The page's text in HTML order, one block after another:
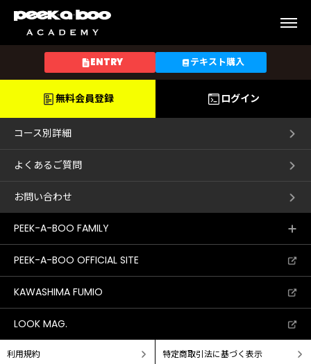
エ
ENTRY テキスト購入
無料会員登録 ログイン
コース別詳細
よくあるご質問
お問い合わせ
PEEK-A-BOO FAMILY
PEEK-A-BOO OFFICIAL SITE
KAWASHIMA FUMIO
LOOK MAG.
利用規約 特定商取引法に基づく表示
Home
Q&A
Guide
Lecturers
Access
コース別詳細
よくあるご質問